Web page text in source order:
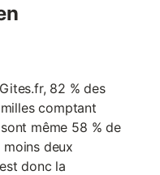
82 % des
comptant
même 58 % de
deux
donc la